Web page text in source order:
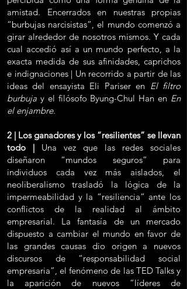
amistad. Encerrados en nuestras propias
“burbujas narcisistas”, el mundo comenzó a
girar alrededor de nosotros mismos. Y cada
cual accedió así a un mundo perfecto, a la
exacta medida de sus afinidades, caprichos
e indignaciones | Un recorrido a partir de las
ideas del ensayista Eli Pariser en El filtro
burbuja y el filósofo Byung-Chul Han en En
el enjambre.
2 | Los ganadores y los “resilientes” se llevan
todo | Una vez que las redes sociales
diseñaron “mundos seguros” para
individuos cada vez más aislados, el
neoliberalismo trasladó la lógica de la
impermeabilidad y la “resiliencia” ante los
conflictos de la realidad al ámbito
empresarial. La fantasía de un mercado
dispuesto a cambiar el mundo en favor de
las grandes causas dio origen a nuevos
discursos de “responsabilidad social
empresaria”, el fenómeno de las TED Talks y
la aparición de nuevos “líderes de